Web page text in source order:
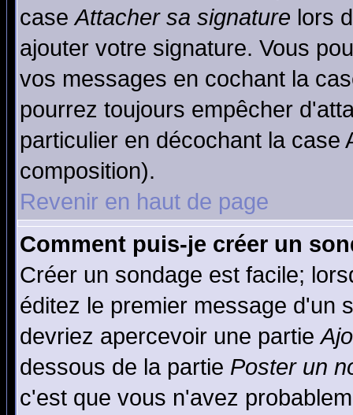
caseAttacher sa signature lors
ajouter votre signature. Vous
vos messages en cochant la
pourrez toujours empêcher
particulier en décochant la
composition).
Revenir en haut de page
Comment puis-je créer un
Créer un sondage est facile;
éditez le premier message d'un
devriez apercevoir une partie
dessous de la partie Poster un
c'est que vous n'avez